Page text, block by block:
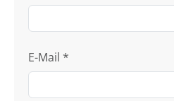
E-Mail *